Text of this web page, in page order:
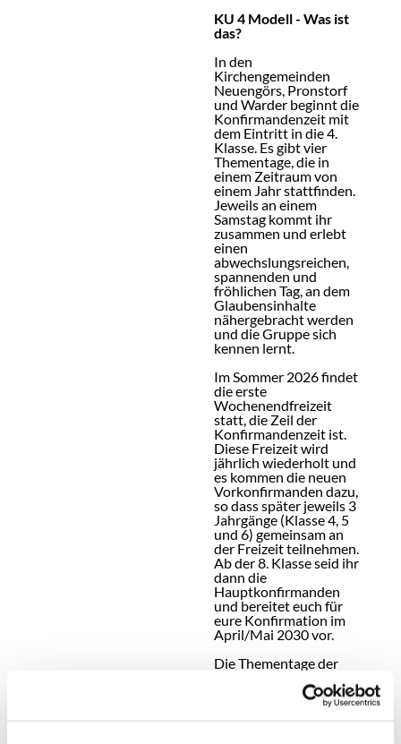
KU 4 Modell - Was ist
das?
In den
Kirchengemeinden
Neuengörs, Pronstorf
und Warder beginnt die
Konfirmandenzeit mit
dem Eintritt in die 4.
Klasse. Es gibt vier
Thementage, die in
einem Zeitraum von
einem Jahr stattfinden.
Jeweils an einem
Samstag kommt ihr
zusammen und erlebt
einen
abwechslungsreichen,
spannenden und
fröhlichen Tag, an dem
Glaubensinhalte
nähergebracht werden
und die Gruppe sich
kennen lernt.
Im Sommer 2026 findet
die erste
Wochenendfreizeit
statt, die Zeil der
Konfirmandenzeit ist.
Diese Freizeit wird
jährlich wiederholt und
es kommen die neuen
Vorkonfirmanden dazu,
so dass später jeweils 3
Jahrgänge (Klasse 4, 5
und 6) gemeinsam an
der Freizeit teilnehmen.
Ab der 8. Klasse seid ihr
dann die
Hauptkonfirmanden
und bereitet euch für
eure Konfirmation im
April/Mai 2030 vor.
Die Thementage der
sowie die jährlichen
Freizeiten werden von
den drei Gemeinden